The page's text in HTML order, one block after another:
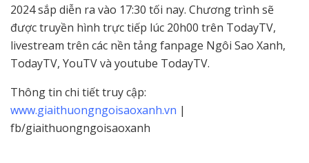
2024 sắp diễn ra vào 17:30 tối nay. Chương trình sẽ
được truyền hình trực tiếp lúc 20h00 trên TodayTV,
livestream trên các nền tảng fanpage Ngôi Sao Xanh,
TodayTV, YouTV và youtube TodayTV.
Thông tin chi tiết truy cập:
www.giaithuongngoisaoxanh.vn |
fb/giaithuongngoisaoxanh